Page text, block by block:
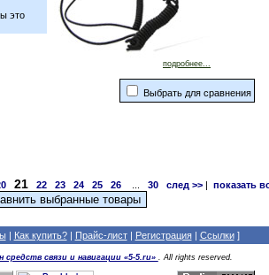
это
подробнее...
Выбрать для сравнения
21 22 23 24 25 26 30 след >> | показать
| Как купить?| Прайс-лист| Регистрация| Cсылки]
средств связи и навигации «5-5.ru» . All rights reserved.